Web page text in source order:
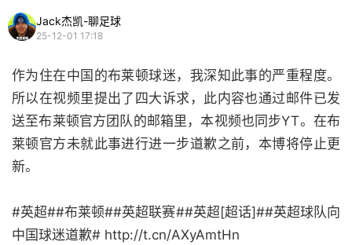
Jack杰凯-聊足球
25-12-01 17:18
作为住在中国的布莱顿球迷，我深知此事的严重程度。
所以在视频里提出了四大诉求，此内容也通过邮件已发
送至布莱顿官方团队的邮箱里，本视频也同步YT。在布
莱顿官方未就此事进行进一步道歉之前，本博将停止更
新。
#英超##布莱顿##英超联赛##英超[超话]##英超球队向
中国球迷道歉# http://t.cn/AXyAmtHn ​